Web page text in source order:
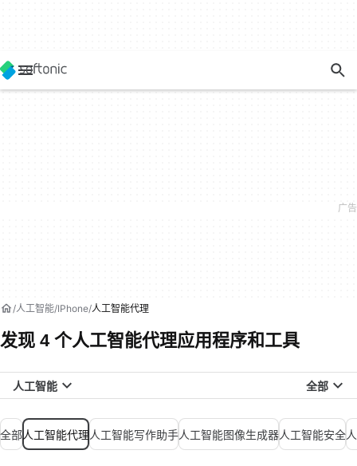
人工智能 IPhone 人工智能代理
发现 4 个人工智能代理应用程序和工具
人工智能 全部
全部人工智能代理人工智能写作助手人工智能图像生成器人工智能安全